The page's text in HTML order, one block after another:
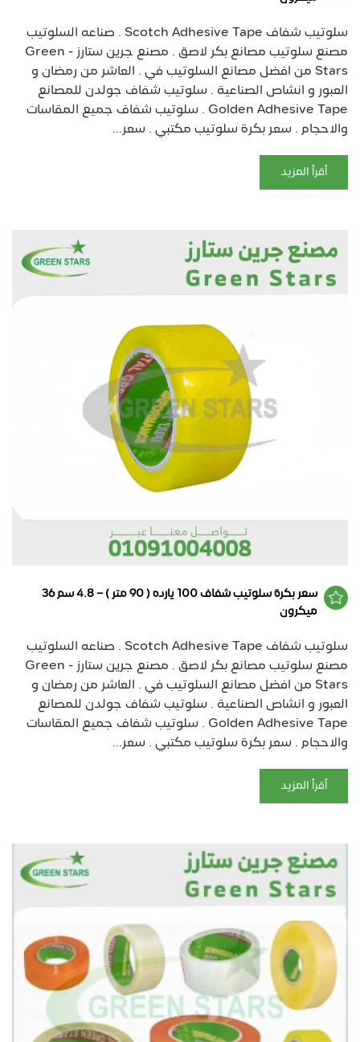
سلوتيب شفاف Scotch Adhesive Tape . صناعه السلوتيب
مصنع سلوتيب مصانع بكر لاصق . مصنع جرين ستارز - Green
Stars من افضل مصانع السلوتيب في . العاشر من رمضان و
العبور و انشاص الصناعية . سلوتيب شفاف جولدن للمصانع
Golden Adhesive Tape . سلوتيب شفاف جميع المقاسات
والاحجام . سعر بكرة سلوتيب مكتبي . سعر...
أقرأ المزيد
سعر بكرة سلوتيب شفاف 100 يارده ( 90 متر ) – 4.8 سم 36
ميكرون
سلوتيب شفاف Scotch Adhesive Tape . صناعه السلوتيب
مصنع سلوتيب مصانع بكر لاصق . مصنع جرين ستارز - Green
Stars من افضل مصانع السلوتيب في . العاشر من رمضان و
العبور و انشاص الصناعية . سلوتيب شفاف جولدن للمصانع
Golden Adhesive Tape . سلوتيب شفاف جميع المقاسات
والاحجام . سعر بكرة سلوتيب مكتبي . سعر...
أقرأ المزيد